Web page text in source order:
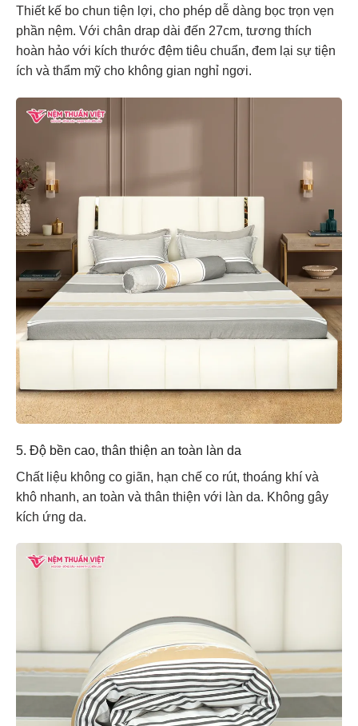
Thiết kế bo chun tiện lợi, cho phép dễ dàng bọc trọn vẹn
phần nệm. Với chân drap dài đến 27cm, tương thích
hoàn hảo với kích thước đệm tiêu chuẩn, đem lại sự tiện
ích và thẩm mỹ cho không gian nghỉ ngơi.
5. Độ bền cao, thân thiện an toàn làn da
Chất liệu không co giãn, hạn chế co rút, thoáng khí và
khô nhanh, an toàn và thân thiện với làn da. Không gây
kích ứng da.